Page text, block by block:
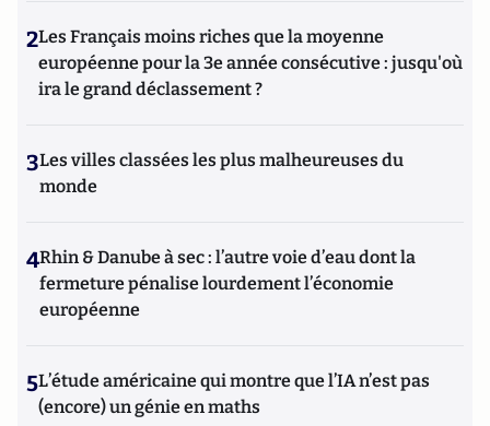
2Les Français moins riches que la moyenne
européenne pour la 3e année consécutive : jusqu'où
ira le grand déclassement ?
3Les villes classées les plus malheureuses du
monde
4Rhin & Danube à sec : l’autre voie d’eau dont la
fermeture pénalise lourdement l’économie
européenne
5L’étude américaine qui montre que l’IA n’est pas
(encore) un génie en maths